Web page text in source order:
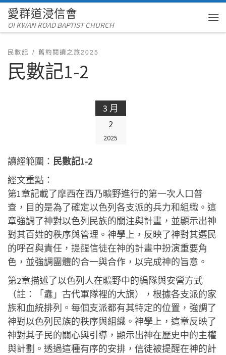
Skip to content
愛群道浸信會
OI KWAN ROAD BAPTIST CHURCH
民數記 舊約閱讀之旅2025
民數記1-2
3 月
2
2025
讀經範圍： 民數記1-2
經文重點：
第1章記載了摩西在西乃曠野進行的第一次人口普
查，目的是為了確定以色列各支派的兵力和組織。這
章強調了神對以色列民族的關注與計畫，並顯示出神
對其百姓的秩序與管理。神學上，反映了神對其選民
的呼召與責任，提醒信徒在神的計畫中扮演重要角
色，並強調團體的合一與合作，以完成神的旨意。
第2章描述了以色列人在曠野中的編隊與安營方式
（註：「纛」古代軍隊裡的大旗），根據各支派的家
族和血統排列。每個支派都有其特定的位置，強調了
神對以色列民族的秩序與組織。神學上，這章反映了
神對其子民的關心與引導，顯示出神在歷史中的主權
與計劃。透過這種有序的安排，信徒被提醒在神的計